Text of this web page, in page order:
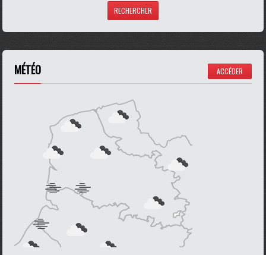
MÉTÉO ACCÉDER